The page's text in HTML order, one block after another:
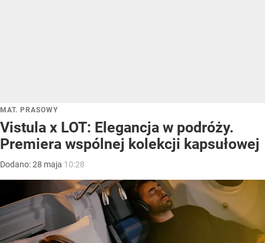
MAT. PRASOWY
Vistula x LOT: Elegancja w podróży.
Premiera wspólnej kolekcji kapsułowej
Dodano:28 maja 10:28